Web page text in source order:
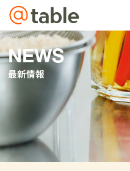
NEWS
最新情報